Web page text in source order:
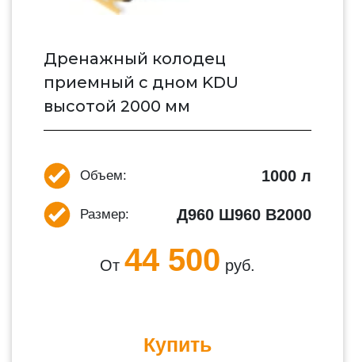
Дренажный колодец
приемный c дном KDU
высотой 2000 мм
Объем: 1000 л
Размер: Д960 Ш960 В2000
От 44 500 руб.
Купить